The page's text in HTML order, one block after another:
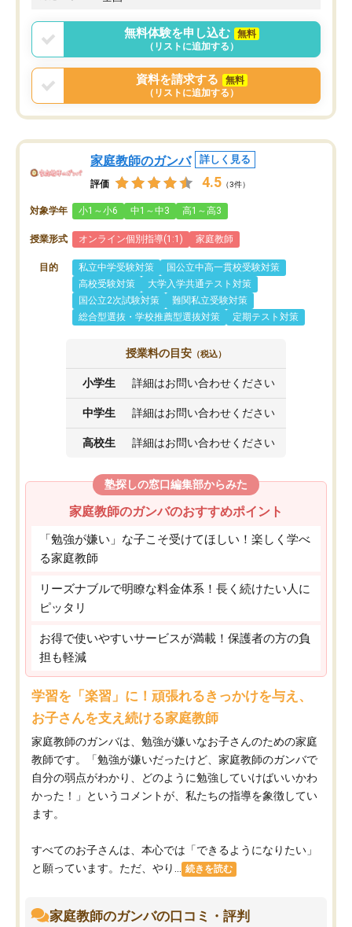
標を見つける事が出来ま
無料体験を申し込む
無料
（リストに追加する）
資料を請求する
無料
（リストに追加する）
家庭教師のガンバ 詳しく見る
評価 4.5 （3件）
対象学年 小1～小6 中1～中3 高1～高3
授業形式 オンライン個別指導(1:1) 家庭教師
目的 私立中学受験対策
国公立中高一貫校受験対策
高校受験対策
大学入学共通テスト対策
国公立2次試験対策
難関私立受験対策
総合型選抜・学校推薦型選抜対策
定期テスト対策
授業料の目安 （税込）
小学生 詳細はお問い合わせください
中学生 詳細はお問い合わせください
高校生 詳細はお問い合わせください
塾探しの窓口編集部からみた
家庭教師のガンバのおすすめポイント
「勉強が嫌い」な子こそ受けてほしい！楽しく学べ
る家庭教師
リーズナブルで明瞭な料金体系！長く続けたい人に
ピッタリ
お得で使いやすいサービスが満載！保護者の方の負
担も軽減
学習を「楽習」に！頑張れるきっかけを与え、
お子さんを支え続ける家庭教師
家庭教師のガンバは、勉強が嫌いなお子さんのための家庭
教師です。「勉強が嫌いだったけど、家庭教師のガンバで
自分の弱点がわかり、どのように勉強していけばいいかわ
かった！」というコメントが、私たちの指導を象徴してい
ます。
すべてのお子さんは、本心では「できるようになりたい」
と願っています。ただ、やり...
続きを読む
家庭教師のガンバの口コミ・評判